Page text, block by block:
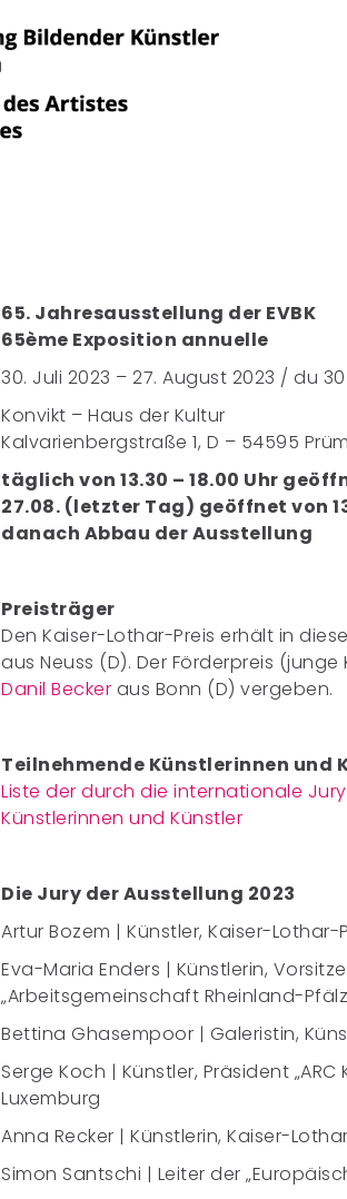
65. Jahresausstellung der EVBK
65ème Exposition annuelle
30. Juli 2023 – 27. August 2023 / du
Konvikt – Haus der Kultur
Kalvarienbergstraße 1, D – 54595 Prüm
täglich von 13.30 – 18.00 Uhr
27.08. (letzter Tag) geöffnet von
danach Abbau der Ausstellung
Preisträger
Den Kaiser-Lothar-Preis erhält in
aus Neuss (D). Der Förderpreis
Danil Becker aus Bonn (D) vergeben.
Teilnehmende Künstlerinnen und
Liste der durch die internationale
Künstlerinnen und Künstler
Die Jury der Ausstellung 2023
Artur Bozem | Künstler, Kaiser-Lothar-
Eva-Maria Enders | Künstlerin,
„Arbeitsgemeinschaft Rheinland-
Bettina Ghasempoor | Galeristin,
Serge Koch | Künstler, Präsident „ARC
Luxemburg
Anna Recker | Künstlerin, Kaiser-
Simon Santschi | Leiter der